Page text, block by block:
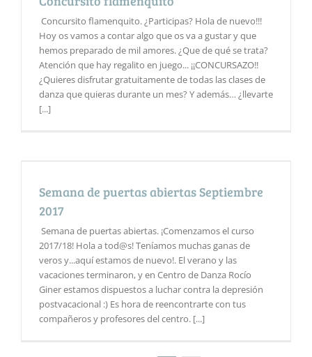
Concursito flamenquito. ¿Participas? Hola de nuevo!!!
Hoy os vamos a contar algo que os va a gustar y que
hemos preparado de mil amores. ¿Que de qué se trata?
Atención que hay regalito en juego... ¡¡CONCURSAZO!!
¿Quieres disfrutar gratuitamente de todas las clases de
danza que quieras durante un mes? Y además… ¿llevarte
[...]
Semana de puertas abiertas Septiembre
2017
Semana de puertas abiertas. ¡Comenzamos el curso
2017/18! Hola a tod@s! Teníamos muchas ganas de
veros y...aquí estamos de nuevo!. El verano y las
vacaciones terminaron, y en Centro de Danza Rocío
Giner estamos dispuestos a luchar contra la depresión
postvacacional :) Es hora de reencontrarte con tus
compañeros y profesores del centro. [...]